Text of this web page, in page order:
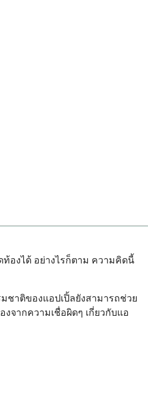
องได้ อย่างไรก็ตาม ความคิดนี้
ชาติของแอปเปิ้ลยังสามารถช่วย
จากความเชื่อผิดๆ เกี่ยวกับแอ